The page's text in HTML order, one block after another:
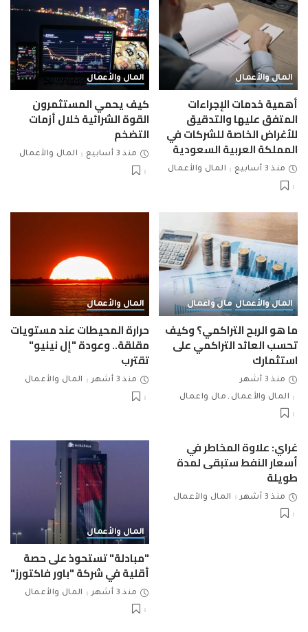
المال والأعمال
أهمية خدمات الإجراءات
المتفق عليها والتدقيق
للأغراض الخاصة للشركات في
المملكة العربية السعودية
منذ 3 أسابيع المال والأعمال
المال والأعمال
كيف يحمي المستثمرون
القوة الشرائية خلال أزمات
التضخم
منذ 3 أسابيع المال والأعمال
المال والأعمال مال واعمال
ما هو الربح التراكمي؟ وكيف
تحسب العائد التراكمي على
استثمارك
منذ 3 أشهر
المال والأعمال
مال واعمال
المال والأعمال
حرارة المحيطات عند مستويات
مقلقة.. وعودة "إل نينيو"
تقترب
منذ 3 أشهر المال والأعمال
غراي: علاوة المخاطر في
أسعار النفط ستبقى لمدة
طويلة
منذ 3 أشهر المال والأعمال
المال والأعمال
"مبادلة" تستحوذ على حصة
أقلية في شركة "باور فاكتورز"
منذ 3 أشهر المال والأعمال